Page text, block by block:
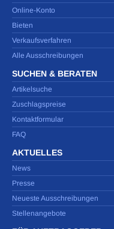
Online-Konto
Bieten
Verkaufsverfahren
Alle Ausschreibungen
SUCHEN & BERATEN
Artikelsuche
Zuschlagspreise
Kontaktformular
FAQ
AKTUELLES
News
Presse
Neueste Ausschreibungen
Stellenangebote